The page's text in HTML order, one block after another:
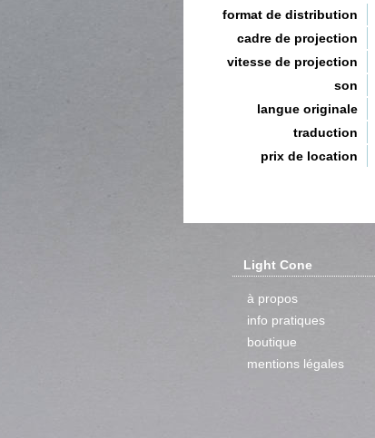
format de distribution
cadre de projection
vitesse de projection
son
langue originale
traduction
prix de location
Light Cone
à propos
info pratiques
boutique
mentions légales